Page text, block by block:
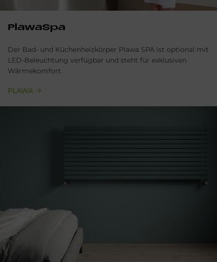
PlawaSpa
Der Bad- und Küchenheizkörper Plawa SPA ist optional mit
LED-Beleuchtung verfügbar und steht für exklusiven
Wärmekomfort.
PLAWA